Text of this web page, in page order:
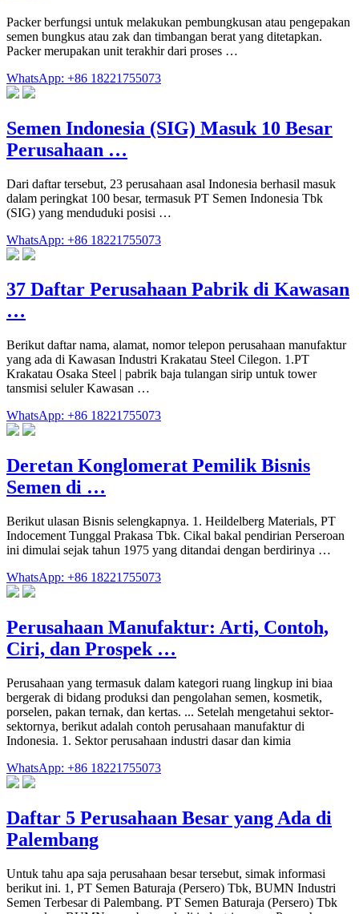
Packer berfungsi untuk melakukan pembungkusan atau pengepakan
semen bungkus atau zak dan timbangan berat yang ditetapkan.
Packer merupakan unit terakhir dari proses …
WhatsApp: +86 18221755073
Semen Indonesia (SIG) Masuk 10 Besar
Perusahaan …
Dari daftar tersebut, 23 perusahaan asal Indonesia berhasil masuk
dalam peringkat 100 besar, termasuk PT Semen Indonesia Tbk
(SIG) yang menduduki posisi …
WhatsApp: +86 18221755073
37 Daftar Perusahaan Pabrik di Kawasan
…
Berikut daftar nama, alamat, nomor telepon perusahaan manufaktur
yang ada di Kawasan Industri Krakatau Steel Cilegon. 1.PT
Krakatau Osaka Steel | pabrik baja tulangan sirip untuk tower
tansmisi seluler Kawasan …
WhatsApp: +86 18221755073
Deretan Konglomerat Pemilik Bisnis
Semen di …
Berikut ulasan Bisnis selengkapnya. 1. Heildelberg Materials, PT
Indocement Tunggal Prakasa Tbk. Cikal bakal pendirian Perseroan
ini dimulai sejak tahun 1975 yang ditandai dengan berdirinya …
WhatsApp: +86 18221755073
Perusahaan Manufaktur: Arti, Contoh,
Ciri, dan Prospek …
Perusahaan yang termasuk dalam kategori ruang lingkup ini biaa
bergerak di bidang produksi dan pengolahan semen, kosmetik,
porselen, pakan ternak, dan kertas. ... Setelah mengetahui sektor-
sektornya, berikut adalah contoh perusahaan manufaktur di
Indonesia. 1. Sektor perusahaan industri dasar dan kimia
WhatsApp: +86 18221755073
Daftar 5 Perusahaan Besar yang Ada di
Palembang
Untuk tahu apa saja perusahaan besar tersebut, simak informasi
berikut ini. 1, PT Semen Baturaja (Persero) Tbk, BUMN Industri
Semen Terbesar di Palembang. PT Semen Baturaja (Persero) Tbk